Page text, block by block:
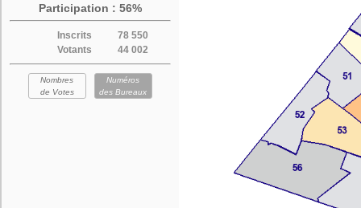
Participation : 56%
Inscrits
78 550
Votants
44 002
Nombres
de Votes
Numéros
des Bureaux